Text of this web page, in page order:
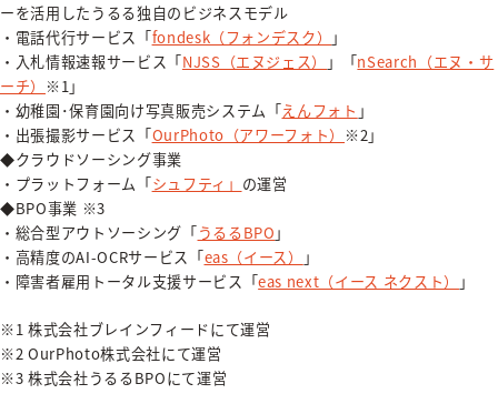
ーを活用したうるる独自のビジネスモデル
・電話代行サービス「fondesk（フォンデスク）
」
・入札情報速報サービス「NJSS（エヌジェス） 」「nSearch（エヌ・サ
ーチ）
※1」
・幼稚園･保育園向け写真販売システム「えんフォト 」
・出張撮影サービス「OurPhoto（アワーフォト）
※2」
◆クラウドソーシング事業
・プラットフォーム「シュフティ」 の運営
◆BPO事業 ※3
・総合型アウトソーシング「うるるBPO 」
・高精度のAI-OCRサービス「eas（イース）
」
・障害者雇用トータル支援サービス「eas next（イース ネクスト） 」
※1 株式会社ブレインフィードにて運営
※2 OurPhoto株式会社にて運営
※3 株式会社うるるBPOにて運営